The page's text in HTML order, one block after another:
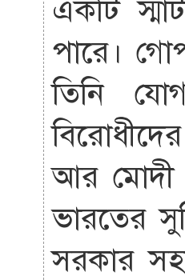
একটি
পারে।
তিনি
আর মোদী
ভারতের
সরকার